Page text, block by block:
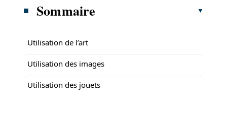
Sommaire
Utilisation de l’art
Utilisation des images
Utilisation des jouets